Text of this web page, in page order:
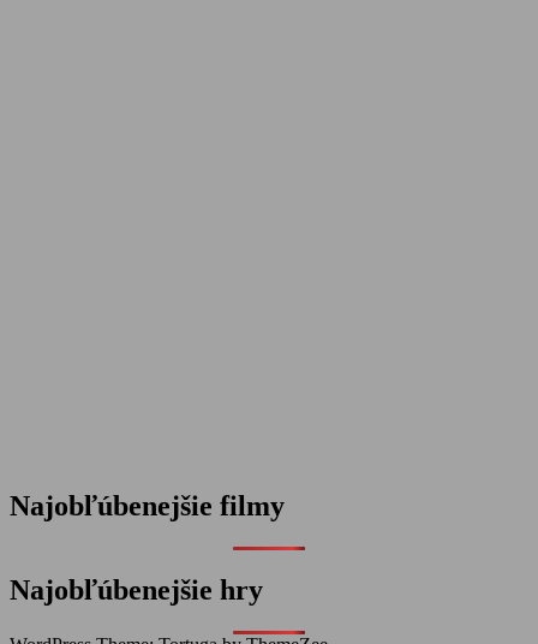
Najobľúbenejšie filmy
Najobľúbenejšie hry